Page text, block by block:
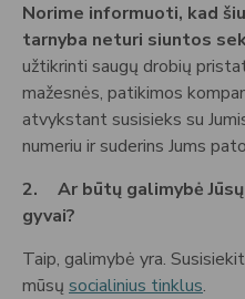
Norime informuoti, kad
tarnyba neturi siuntos
užtikrinti saugų drobių
mažesnės, patikimos
atvykstant susisieks su
numeriu ir suderins Jums
2.
Ar būtų galimybė
gyvai?
Taip, galimybė yra.
mūsų socialinius tinklus.